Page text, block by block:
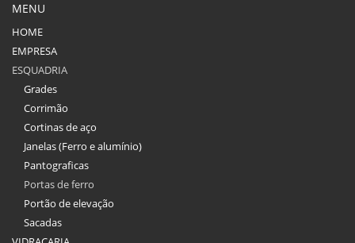
MENU
HOME
EMPRESA
ESQUADRIA
Grades
Corrimão
Cortinas de aço
Janelas (Ferro e alumínio)
Pantograficas
Portas de ferro
Portão de elevação
Sacadas